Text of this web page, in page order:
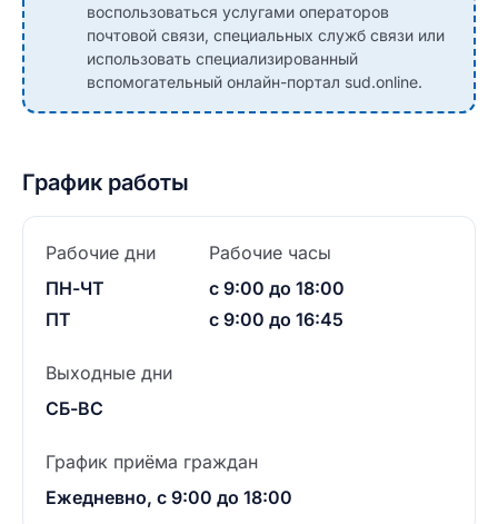
воспользоваться услугами операторов
почтовой связи, специальных служб связи или
использовать специализированный
вспомогательный онлайн-портал sud.online.
График работы
Рабочие дни
ПН-ЧТ
ПТ
Рабочие часы
с 9:00 до 18:00
с 9:00 до 16:45
Выходные дни
СБ-ВС
График приёма граждан
Ежедневно, с 9:00 до 18:00